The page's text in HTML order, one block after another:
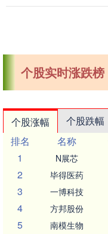
个股实时涨跌榜
个股涨幅 个股跌幅
排名
名称
1
N展芯
2 毕得医药
3 一博科技
4 方邦股份
5 南模生物